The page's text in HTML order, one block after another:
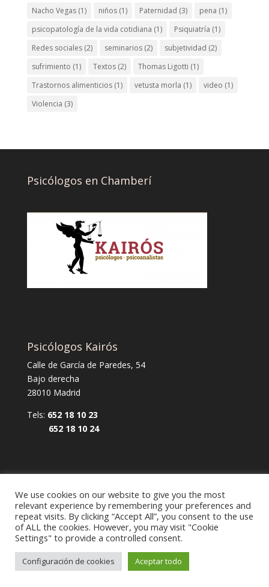
Nacho Vegas(1) niños(1) Paternidad (3) pena (1)
psicopatología de la vida cotidiana (1) Psiquiatría (1)
Redes sociales(2) seminarios(2) subjetividad (2)
sufrimiento (1) Textos(2) Thomas Ligotti (1)
Trastornos alimenticios(1) vetusta morla (1) video (1)
Violencia (3)
Psicólogos en Chamberí
Psicólogos Kairós
Calle de García de Paredes, 54
Bajo derecha
28010 Madrid
Tels: 652 18 10 23
652 18 10 24
Aviso legal y política de privacidad
Política de cookies
Diseño Web Mi empresa
We use cookies on our website to give you the most
relevant experience by remembering your preferences and
repeat visits. By clicking “Accept All”, you consent to the use
of ALL the cookies. However, you may visit "Cookie
Settings" to provide a controlled consent.
Configuración de cookies Aceptar todo